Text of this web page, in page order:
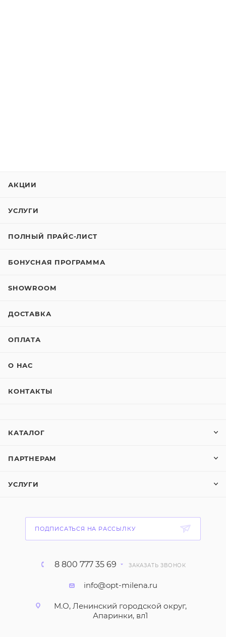
АКЦИИ
УСЛУГИ
ПОЛНЫЙ ПРАЙС-ЛИСТ
БОНУСНАЯ ПРОГРАММА
SHOWROOM
ДОСТАВКА
ОПЛАТА
О НАС
КОНТАКТЫ
КАТАЛОГ
ПАРТНЕРАМ
УСЛУГИ
ПОДПИСАТЬСЯ НА РАССЫЛКУ
8 800 777 35 69 ЗАКАЗАТЬ ЗВОНОК
info@opt-milena.ru
М.О, Ленинский городской округ,
Апаринки, вл1